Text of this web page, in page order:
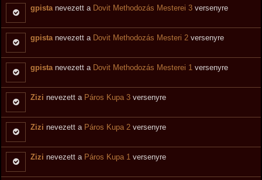
gpistanevezett a Dovit Methodozás Mesterei 3 versenyre
gpistanevezett a Dovit Methodozás Mesteri 2 versenyre
gpistanevezett a Dovit Methodozás Mesterei 1 versenyre
Zizi nevezett a Páros Kupa 3 versenyre
Zizi nevezett a Páros Kupa 2 versenyre
Zizi nevezett a Páros Kupa 1 versenyre